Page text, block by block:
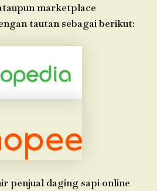
marketplace
tautan sebagai berikut:
penjual daging sapi online